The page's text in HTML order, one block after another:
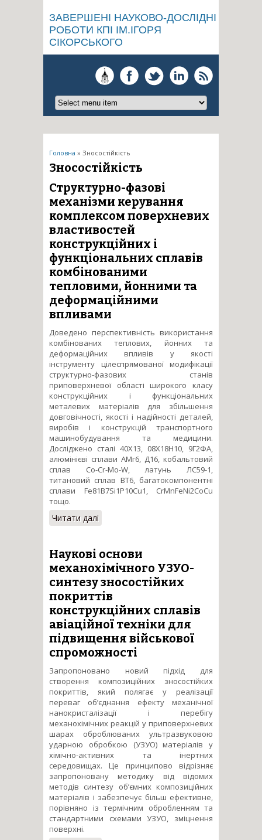
ЗАВЕРШЕНІ НАУКОВО-ДОСЛІДНІ
РОБОТИ КПІ ІМ.ІГОРЯ
СІКОРСЬКОГО
Ви є тут
Головна » Зносостійкість
Зносостійкість
Структурно-фазові
механізми керування
комплексом поверхневих
властивостей
конструкційних і
функціональних сплавів
комбінованими
тепловими, йонними та
деформаційними
впливами
Доведено перспективність використання
комбінованих теплових, йонних та
деформаційних впливів у якості
інструменту цілеспрямованої модифікації
структурно-фазових станів
приповерхневої області широкого класу
конструкційних і функціональних
металевих матеріалів для збільшення
довговічності, якості і надійності деталей,
виробів і конструкцій транспортного
машинобудування та медицини.
Досліджено сталі 40Х13, 08Х18Н10, 9Г2ФA,
алюмінієві сплави АМг6, Д16, кобальтовий
сплав Co-Cr-Mo-W, латунь ЛС59-1,
титановий сплав ВТ6, багатокомпонентні
сплави Fe81B7Si1P10Cu1, CrMnFeNi2CoCu
тощо.
Читати далі
механізми керування
властивостей конструкційних
і функціональних сплавів
комбінованими тепловими,
йонними та деформаційними
впливами
Наукові основи
механохімічного УЗУО-
синтезу зносостійких
покриттів
конструкційних сплавів
авіаційної техніки для
підвищення військової
спроможності
Запропоновано новий підхід для
створення композиційних зносостійких
покриттів, який полягає у реалізації
переваг об’єднання ефекту механічної
нанокристалізації і перебігу
механохімічних реакцій у приповерхневих
шарах оброблюваних ультразвуковою
ударною обробкою (УЗУО) матеріалів у
хімічно-активних та інертних
середовищах. Це принципово відрізняє
запропоновану методику від відомих
методів синтезу об’ємних композиційних
матеріалів і забезпечує більш ефективне,
порівняно із термічним обробленням та
стандартними схемами УЗУО, зміцнення
поверхні.